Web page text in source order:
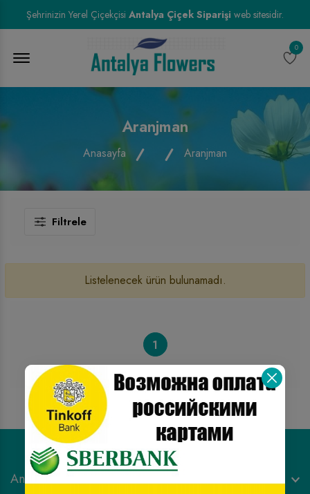
Şehrinizin Yerel Çiçekçisi Antalya Çiçek Siparişi web sitesidir.
0
Aranjman
Anasayfa Aranjman
Filtrele
Listelenecek ürün bulunamadı.
1
Antalya Çiçek Siparişi